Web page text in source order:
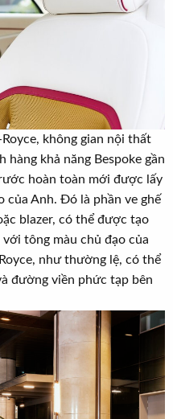
không gian nội thất
hàng khả năng Bespoke gần
hoàn toàn mới được lấy
của Anh. Đó là phần ve ghế
blazer, có thể được tạo
tông màu chủ đạo của
như thường lệ, có thể
đường viền phức tạp bên